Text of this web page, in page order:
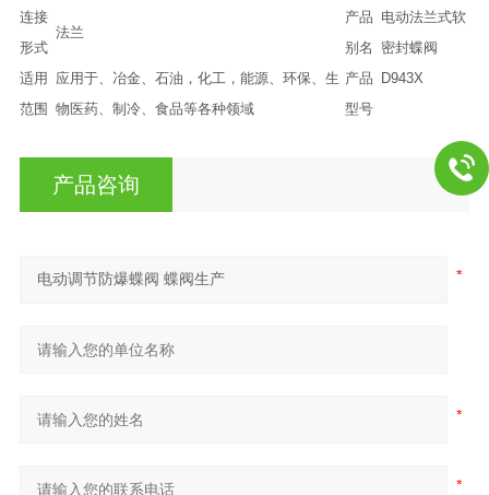
连接
形式
法兰
产品
别名
电动法兰式软
密封蝶阀
适用
范围
应用于、冶金、石油，化工，能源、环保、生
物医药、制冷、食品等各种领域
产品
型号
D943X
产品咨询